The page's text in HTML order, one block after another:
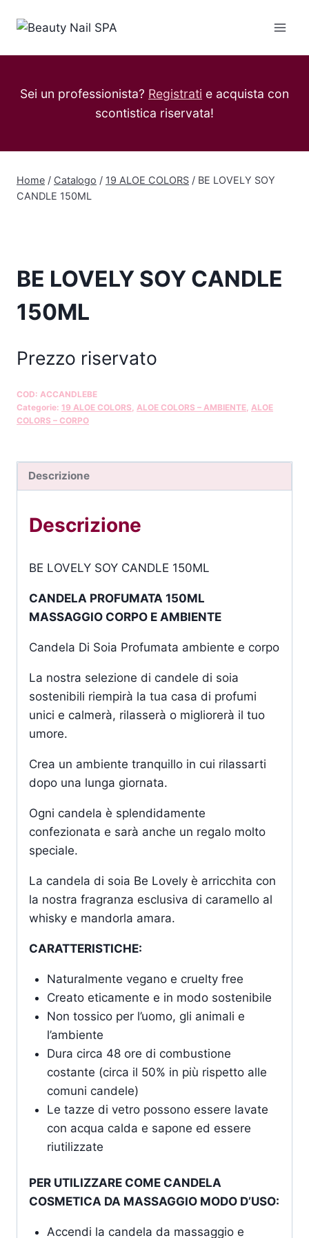
Sei un professionista? Registrati e acquista con
scontistica riservata!
Home / Catalogo / 19 ALOE COLORS / BE LOVELY SOY
CANDLE 150ML
BE LOVELY SOY CANDLE
150ML
Prezzo riservato
COD: ACCANDLEBE
Categorie: 19 ALOE COLORS ALOE COLORS – AMBIENTE ALOE
COLORS – CORPO
Descrizione
Descrizione
BE LOVELY SOY CANDLE 150ML
CANDELA PROFUMATA 150ML
MASSAGGIO CORPO E AMBIENTE
Candela Di Soia Profumata ambiente e corpo
La nostra selezione di candele di soia
sostenibili riempirà la tua casa di profumi
unici e calmerà, rilasserà o migliorerà il tuo
umore.
Crea un ambiente tranquillo in cui rilassarti
dopo una lunga giornata.
Ogni candela è splendidamente
confezionata e sarà anche un regalo molto
speciale.
La candela di soia Be Lovely è arricchita con
la nostra fragranza esclusiva di caramello al
whisky e mandorla amara.
CARATTERISTICHE:
Naturalmente vegano e cruelty free
Creato eticamente e in modo sostenibile
Non tossico per l’uomo, gli animali e
l’ambiente
Dura circa 48 ore di combustione
costante (circa il 50% in più rispetto alle
comuni candele)
Le tazze di vetro possono essere lavate
con acqua calda e sapone ed essere
riutilizzate
PER UTILIZZARE COME CANDELA
COSMETICA DA MASSAGGIO MODO D’USO:
Accendi la candela da massaggio e